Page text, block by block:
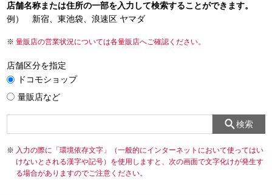
店舗名称または住所の一部を入力して検索することができます。
例） 新宿、東池袋、浪速区 ヤマダ
量販店の営業状況については各量販店へご確認ください。
店舗区分を指定
ドコモショップ
量販店など
検索
入力の際に「環境依存文字」（一般的にインターネットにおいて使ってはい
けないとされる漢字や記号）を使用しますと、次の画面で文字化けが発生す
る場合がありますのでご注意ください。